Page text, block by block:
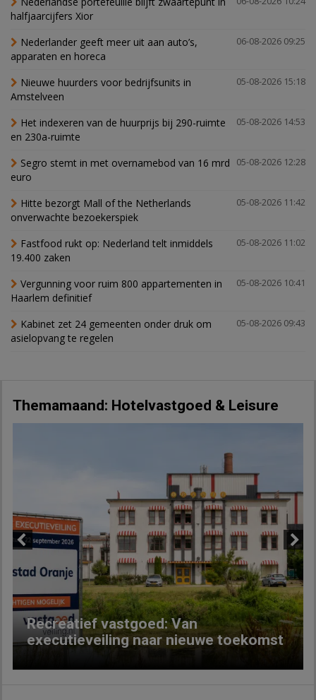
halfjaarcijfers Xior
06-08-2026 09:25
Nederlander geeft meer uit aan auto’s,
apparaten en horeca
05-08-2026 15:18
Nieuwe huurders voor bedrijfsunits in
Amstelveen
05-08-2026 14:53
Het indexeren van de huurprijs bij 290-ruimte
en 230a-ruimte
05-08-2026 12:28
Segro stemt in met overnamebod van 16 mrd
euro
05-08-2026 11:42
Hitte bezorgt Mall of the Netherlands
onverwachte bezoekerspiek
05-08-2026 11:02
Fastfood rukt op: Nederland telt inmiddels
19.400 zaken
05-08-2026 10:41
Vergunning voor ruim 800 appartementen in
Haarlem definitief
05-08-2026 09:43
Kabinet zet 24 gemeenten onder druk om
asielopvang te regelen
Themamaand: Hotelvastgoed & Leisure
Recreatief vastgoed: Van
executieveiling naar nieuwe toekomst
Next